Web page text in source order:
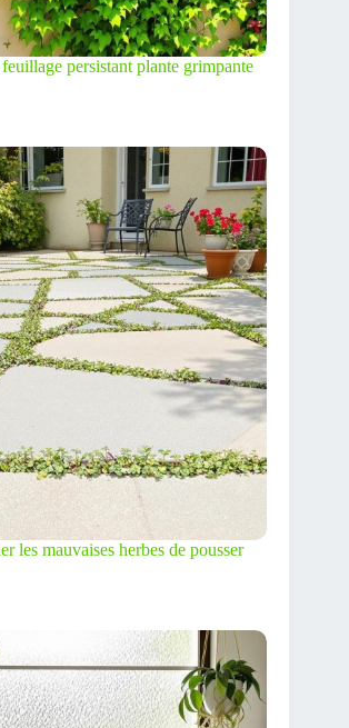
persistant plante grimpante
les mauvaises herbes de pousser